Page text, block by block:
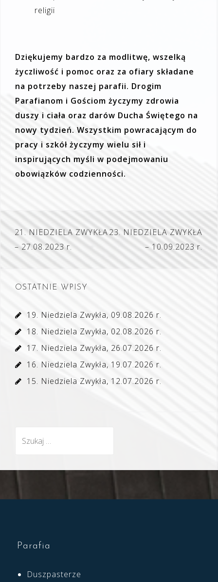
religii
Dziękujemy bardzo za modlitwę, wszelką
życzliwość i pomoc oraz za ofiary składane
na potrzeby naszej parafii. Drogim
Parafianom i Gościom życzymy zdrowia
duszy i ciała oraz darów Ducha Świętego na
nowy tydzień. Wszystkim powracającym do
pracy i szkół życzymy wielu sił i
inspirujących myśli w podejmowaniu
obowiązków codzienności.
Nawigacja
wpisu
21. NIEDZIELA ZWYKŁA
– 27.08.2023 r.
23. NIEDZIELA ZWYKŁA
– 10.09.2023 r.
OSTATNIE WPISY
19. Niedziela Zwykła, 09.08.2026 r.
18. Niedziela Zwykła, 02.08.2026 r.
17. Niedziela Zwykła, 26.07.2026 r.
16. Niedziela Zwykła, 19.07.2026 r.
15. Niedziela Zwykła, 12.07.2026 r.
Parafia
Duszpasterze